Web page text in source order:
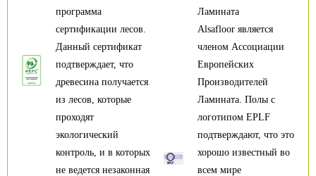
программа
сертификации лесов.
Данный сертификат
подтверждает, что
древесина получается
из лесов, которые
проходят
экологический
контроль, и в которых
не ведется незаконная
Ламината
Alsafloor является
членом Ассоциации
Европейских
Производителей
Ламината. Полы с
логотипом EPLF
подтверждают, что это
хорошо известный во
всем мире